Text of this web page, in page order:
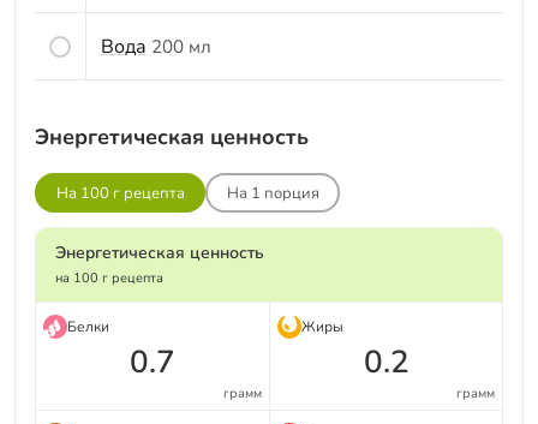
Вода 200 мл
Энергетическая ценность
На 100 г рецепта На 1 порция
Энергетическая ценность
на 100 г рецепта
Белки
0.7
грамм
Жиры
0.2
грамм